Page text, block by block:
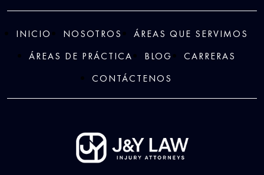
INICIO NOSOTROS
ÁREAS QUE SERVIMOS
ÁREAS DE PRÁCTICA
BLOG
CARRERAS
CONTÁCTENOS